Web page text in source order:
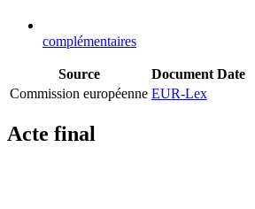
complémentaires
Source Document Date
Commission européenne EUR-Lex
Acte final